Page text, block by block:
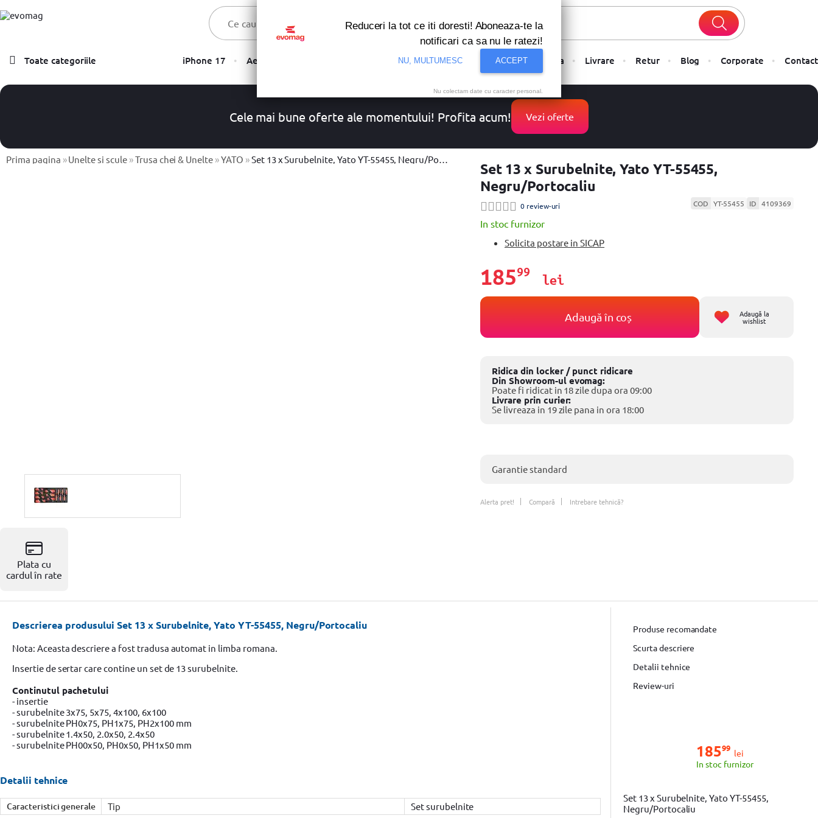
Toate categoriile
Laptopuri
Componente PC & Gaming
Ceasuri
Servicii
Vouchere
Resigilate
iPhone 17 Aer Conditionat Oferte Resigilate Solutii de Plata Livrare Retur Blog Corporate Contact
Cele mai bune oferte ale momentului! Profita acum! Vezi oferte
Prima pagina »Unelte si scule »Trusa chei & Unelte »YATO »Set 13 x Surubelnite, Yato YT-55455, Negru/Portocaliu
Plata cu
cardul în rate
Set 13 x Surubelnite, Yato YT-55455,
Negru/Portocaliu
0 review-uri COD YT-55455 ID 4109369
In stoc furnizor
Solicita postare in SICAP
18599
lei
Adaugă în coș Adaugă la
wishlist
Ridica din locker / punct ridicare
Din Showroom-ul evomag:
Poate fi ridicat in 18 zile dupa ora 09:00
Livrare prin curier:
Se livreaza in 19 zile pana in ora 18:00
Garantie standard
Alerta pret! Compară Intrebare tehnică?
Produse recomandate
Scurta descriere
Detalii tehnice
Review-uri
18599 lei
In stoc furnizor
Set 13 x Surubelnite, Yato YT-55455,
Negru/Portocaliu
Descrierea produsului Set 13 x Surubelnite, Yato YT-55455, Negru/Portocaliu
Nota: Aceasta descriere a fost tradusa automat in limba romana.
Insertie de sertar care contine un set de 13 surubelnite.
Continutul pachetului
- insertie
- surubelnite 3x75, 5x75, 4x100, 6x100
- surubelnite PH0x75, PH1x75, PH2x100 mm
- surubelnite 1.4x50, 2.0x50, 2.4x50
- surubelnite PH00x50, PH0x50, PH1x50 mm
Detalii tehnice
Caracteristici generale Tip Set surubelnite
Reduceri la tot ce iti doresti! Aboneaza-te la
notificari ca sa nu le ratezi!
NU, MULTUMESC ACCEPT
Nu colectam date cu caracter personal.